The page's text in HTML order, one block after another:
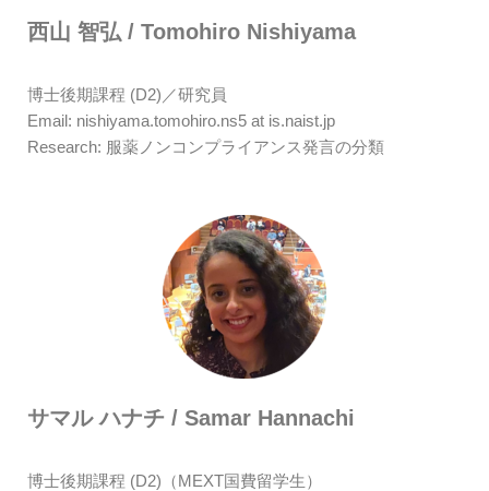
西山 智弘 / Tomohiro Nishiyama
博士後期課程 (D2)／研究員
Email: nishiyama.tomohiro.ns5 at is.naist.jp
Research: 服薬ノンコンプライアンス発言の分類
サマル ハナチ / Samar Hannachi
博士後期課程 (D2)（MEXT国費留学生）